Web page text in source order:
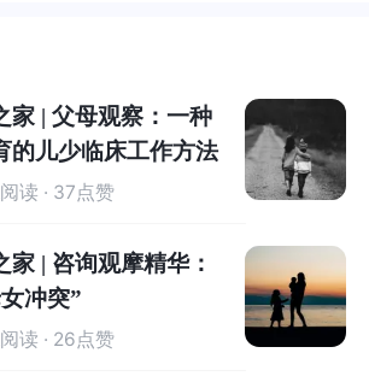
痛苦的。
02
问题，我们要找到内在的力量去解决
理学原理：孩子生病，大部分是因为
子潜意识为了维护家庭团结和谐，让父
些。我也认同你作
多同行只在意升学
心理健康的无奈。
也认同你作为老师
只在意升学率而忽
康的无奈。
家 | 父母观察：一种
的儿少临床工作方法
阅读 · 37点赞
| 咨询观摩精华：
冲突”
阅读 · 26点赞